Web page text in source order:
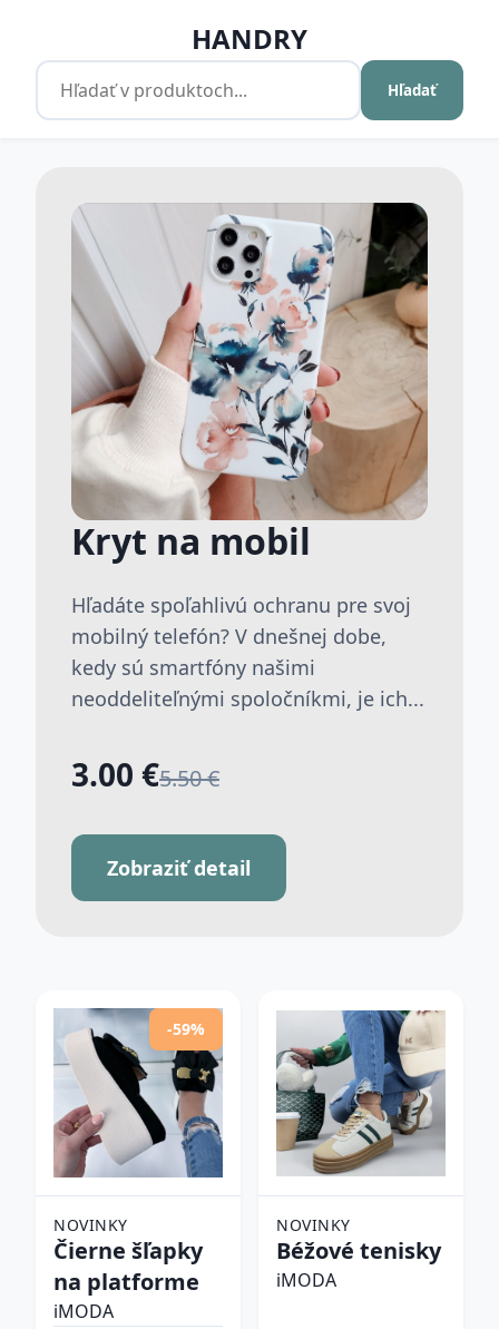
HANDRY
Hľadať
Kryt na mobil
Hľadáte spoľahlivú ochranu pre svoj
mobilný telefón? V dnešnej dobe,
kedy sú smartfóny našimi
neoddeliteľnými spoločníkmi, je ich...
3.00 €5.50 €
Zobraziť detail
-59%
NOVINKY
Čierne šľapky
na platforme
iMODA
NOVINKY
Béžové tenisky
iMODA